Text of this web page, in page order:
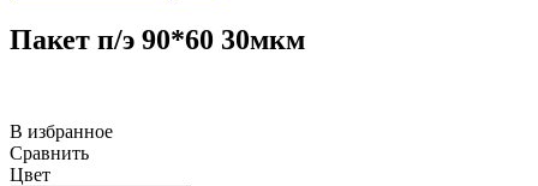
Пакет п/э 90*60 30мкм
В избранное
Сравнить
Цвет